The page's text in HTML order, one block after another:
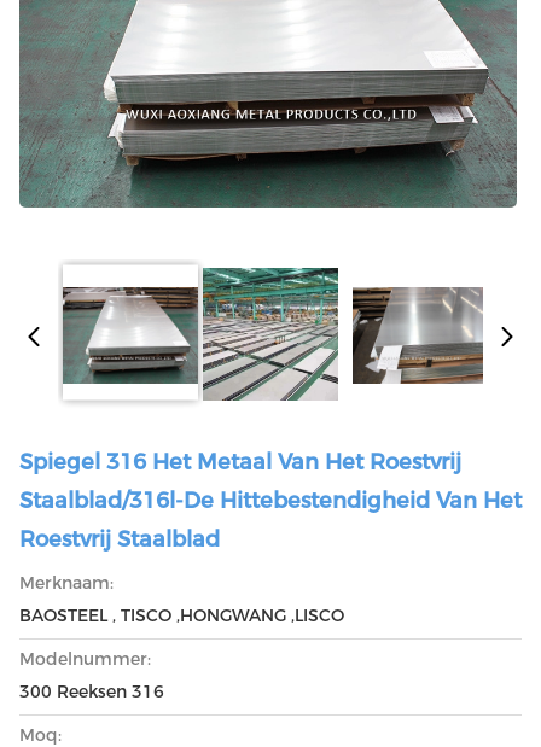
Spiegel 316 Het Metaal Van Het Roestvrij
Staalblad/316l-De Hittebestendigheid Van Het
Roestvrij Staalblad
Merknaam:
BAOSTEEL , TISCO ,HONGWANG ,LISCO
Modelnummer:
300 Reeksen 316
Moq: